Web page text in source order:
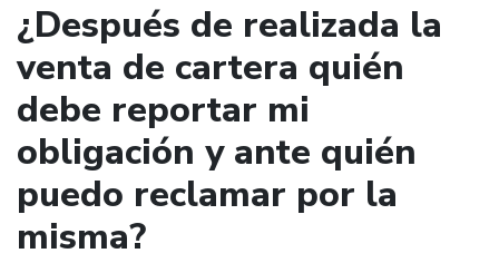
¿Después de realizada la
venta de cartera quién
debe reportar mi
obligación y ante quién
puedo reclamar por la
misma?